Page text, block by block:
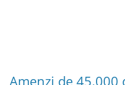
Amenzi de